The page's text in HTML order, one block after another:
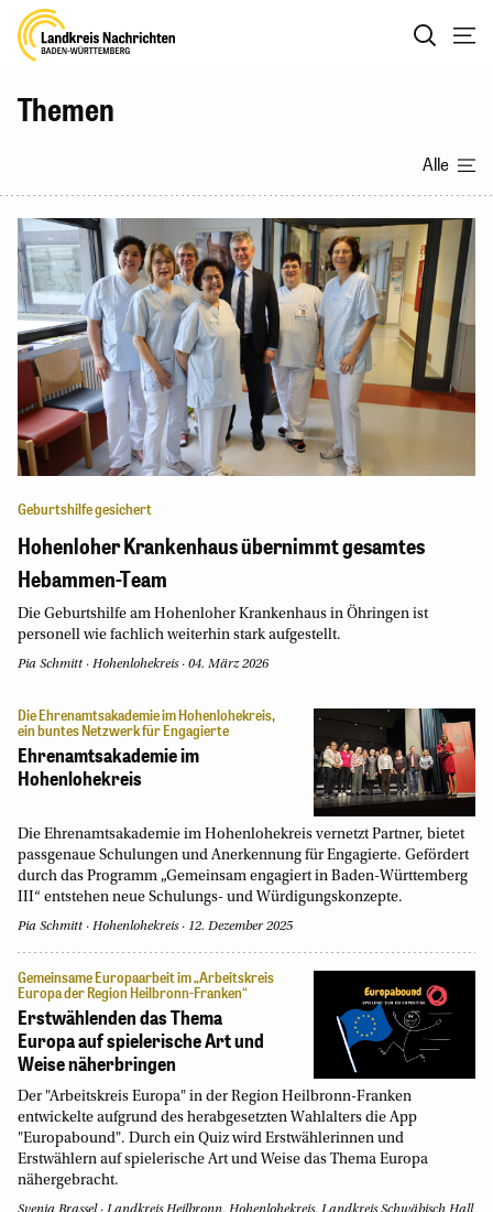
Themen
Alle
Geburtshilfe gesichert
Hohenloher Krankenhaus übernimmt gesamtes
Hebammen-Team
Die Geburtshilfe am Hohenloher Krankenhaus in Öhringen ist
personell wie fachlich weiterhin stark aufgestellt.
Pia Schmitt· Hohenlohekreis· 04. März 2026
Die Ehrenamtsakademie im Hohenlohekreis,
ein buntes Netzwerk für Engagierte
Ehrenamtsakademie im
Hohenlohekreis
Die Ehrenamtsakademie im Hohenlohekreis vernetzt Partner, bietet
passgenaue Schulungen und Anerkennung für Engagierte. Gefördert
durch das Programm „Gemeinsam engagiert in Baden-Württemberg
III“ entstehen neue Schulungs- und Würdigungskonzepte.
Pia Schmitt Hohenlohekreis 12. Dezember 2025
Gemeinsame Europaarbeit im „Arbeitskreis
Europa der Region Heilbronn-Franken“
Erstwählenden das Thema
Europa auf spielerische Art und
Weise näherbringen
Der "Arbeitskreis Europa" in der Region Heilbronn-Franken
entwickelte aufgrund des herabgesetzten Wahlalters die App
"Europabound". Durch ein Quiz wird Erstwählerinnen und
Erstwählern auf spielerische Art und Weise das Thema Europa
nähergebracht.